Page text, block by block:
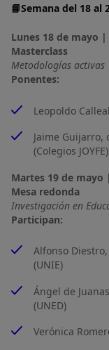
📘Semana del 18 al
Lunes 18 de mayo |
Masterclass
Metodologías activas
Ponentes:
Leopoldo
Jaime
(Colegios JOYFE)
Martes 19 de mayo
Mesa redonda
Investigación en
Participan:
Alfonso
(UNIE)
Ángel de
(UNED)
Verónica